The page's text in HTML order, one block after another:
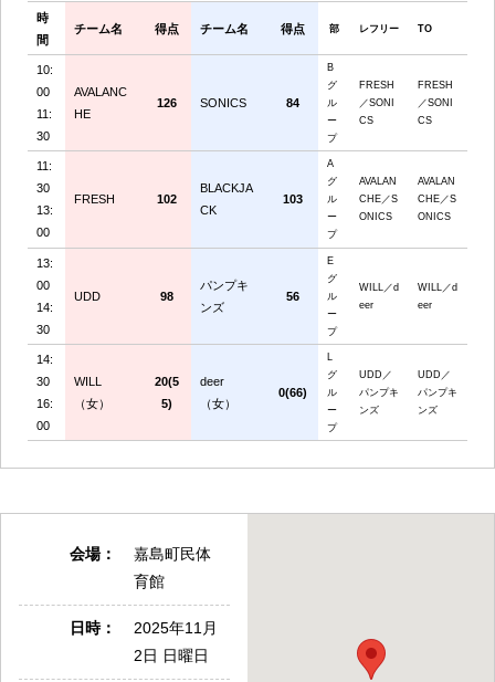
時
間
チーム名 得点 チーム名 得点 部 レフリー TO
10:
00
11:
30
AVALANC
HE
126 SONICS 84
B
グ
ル
ー
プ
FRESH
／SONI
CS
FRESH
／SONI
CS
11:
30
13:
00
FRESH 102
BLACKJA
CK
103
A
グ
ル
ー
プ
AVALAN
CHE／S
ONICS
AVALAN
CHE／S
ONICS
13:
00
14:
30
UDD 98
パンプキ
ンズ
56
E
グ
ル
ー
プ
WILL／d
eer
WILL／d
eer
14:
30
16:
00
WILL
（女）
20(5
5)
deer
（女）
0(66)
L
グ
ル
ー
プ
UDD／
パンプキ
ンズ
UDD／
パンプキ
ンズ
会場：
嘉島町民体
育館
日時：
2025年11月
2日 日曜日